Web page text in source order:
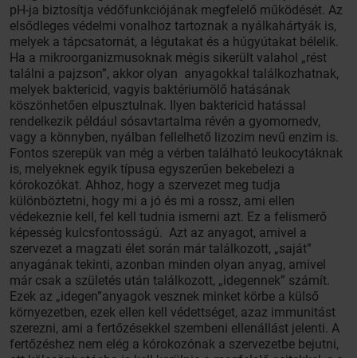
pH-ja biztosítja védőfunkciójának megfelelő működését. Az
elsődleges védelmi vonalhoz tartoznak a nyálkahártyák is,
melyek a tápcsatornát, a légutakat és a húgyútakat bélelik.
Ha a mikroorganizmusoknak mégis sikerült valahol „rést
találni a pajzson”, akkor olyan anyagokkal találkozhatnak,
melyek baktericid, vagyis baktériumölő hatásának
köszönhetően elpusztulnak. Ilyen baktericid hatással
rendelkezik például sósavtartalma révén a gyomornedv,
vagy a könnyben, nyálban fellelhető lizozim nevű enzim is.
Fontos szerepük van még a vérben található leukocytáknak
is, melyeknek egyik típusa egyszerűen bekebelezi a
kórokozókat. Ahhoz, hogy a szervezet meg tudja
különböztetni, hogy mi a jó és mi a rossz, ami ellen
védekeznie kell, fel kell tudnia ismerni azt. Ez a felismerő
képesség kulcsfontosságú. Azt az anyagot, amivel a
szervezet a magzati élet során már találkozott, „saját”
anyagának tekinti, azonban minden olyan anyag, amivel
már csak a születés után találkozott, „idegennek” számít.
Ezek az „idegen”anyagok vesznek minket körbe a külső
környezetben, ezek ellen kell védettséget, azaz immunitást
szerezni, ami a fertőzésekkel szembeni ellenállást jelenti. A
fertőzéshez nem elég a kórokozónak a szervezetbe bejutni,